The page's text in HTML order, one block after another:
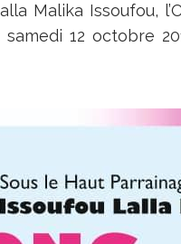
Malika Issoufou,
12 octobre